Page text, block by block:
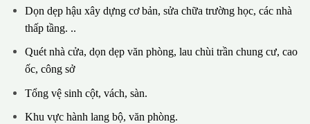
Dọn dẹp hậu xây dựng cơ bản, sửa chữa trường học, các nhà
thấp tầng. ..
Quét nhà cửa, dọn dẹp văn phòng, lau chùi trần chung cư, cao
ốc, công sở
Tổng vệ sinh cột, vách, sàn.
Khu vực hành lang bộ, văn phòng.